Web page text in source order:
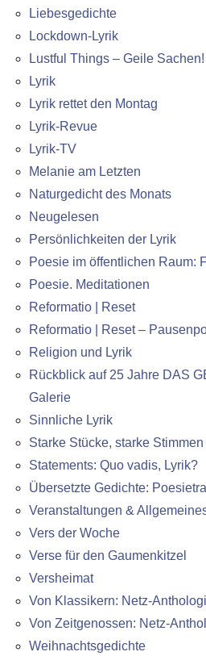
Liebesgedichte
Lockdown-Lyrik
Lustful Things – Geile Sachen!
Lyrik
Lyrik rettet den Montag
Lyrik-Revue
Lyrik-TV
Melanie am Letzten
Naturgedicht des Monats
Neugelesen
Persönlichkeiten der Lyrik
Poesie im öffentlichen Raum:
Poesie. Meditationen
Reformatio | Reset
Reformatio | Reset –
Religion und Lyrik
Rückblick auf 25 Jahre DAS
Galerie
Sinnliche Lyrik
Starke Stücke, starke Stimmen
Statements: Quo vadis, Lyrik?
Übersetzte Gedichte:
Veranstaltungen &
Vers der Woche
Verse für den Gaumenkitzel
Versheimat
Von Klassikern: Netz-
Von Zeitgenossen: Netz-
Weihnachtsgedichte